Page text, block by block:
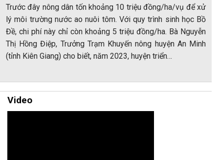
Trước đây nông dân tốn khoảng 10 triệu đồng/ha/vụ để xử
lý môi trường nước ao nuôi tôm. Với quy trình sinh học Bồ
Đề, chi phí này chỉ còn khoảng 5 triệu đồng/ha. Bà Nguyễn
Thị Hồng Điệp, Trưởng Trạm Khuyến nông huyện An Minh
(tỉnh Kiên Giang) cho biết, năm 2023, huyện triển…
Video